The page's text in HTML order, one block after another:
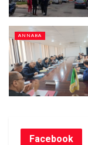
ANNABA
Facebook